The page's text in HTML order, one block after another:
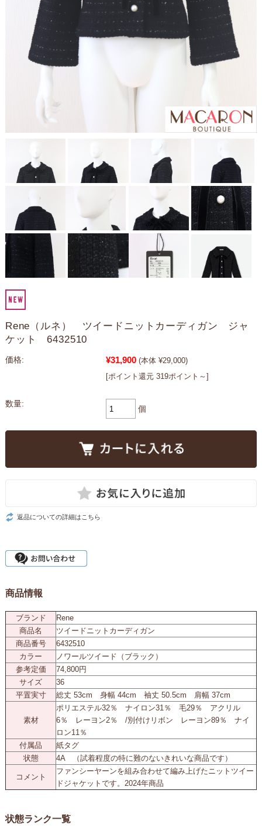
Rene（ルネ） ツイードニットカーディガン ジャ
ケット 6432510
価格: ¥31,900 (本体 ¥29,000)
[ポイント還元 319ポイント～]
数量:
個
返品についての詳細はこちら
商品情報
ブランド
Rene
商品名
ツイードニットカーディガン
商品番号
6432510
カラー
ノワールツイード（ブラック）
参考定価
74,800円
サイズ
36
平置実寸
総丈 53cm 身幅 44cm 袖丈 50.5cm 肩幅 37cm
素材
ポリエステル32％ ナイロン31％ 毛29％ アクリル
6％ レーヨン2％ /別付けリボン レーヨン89％ ナイ
ロン11％
付属品
紙タグ
状態
4A （試着程度の特に難のないきれいな商品です）
コメント
ファンシーヤーンを組み合わせて編み上げたニットツイー
ドジャケットです。2024年商品
状態ランク一覧